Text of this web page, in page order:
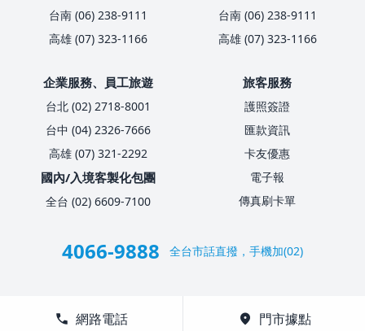
台南 (06) 238-9111
高雄 (07) 323-1166
台南 (06) 238-9111
高雄 (07) 323-1166
企業服務、員工旅遊
台北 (02) 2718-8001
台中 (04) 2326-7666
高雄 (07) 321-2292
國內/入境客製化包團
全台 (02) 6609-7100
旅客服務
護照簽證
匯款資訊
卡友優惠
電子報
傳真刷卡單
4066-9888 全台市話直撥，手機加(02)
call 網路電話 location_on 門市據點